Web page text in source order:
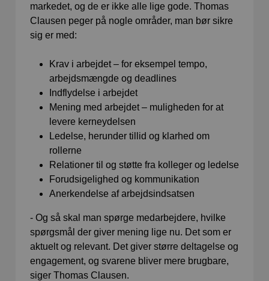
markedet, og de er ikke alle lige gode. Thomas
Clausen peger på nogle områder, man bør sikre
sig er med:
Krav i arbejdet – for eksempel tempo,
arbejdsmængde og deadlines
Indflydelse i arbejdet
Mening med arbejdet – muligheden for at
levere kerneydelsen
Ledelse, herunder tillid og klarhed om
rollerne
Relationer til og støtte fra kolleger og ledelse
Forudsigelighed og kommunikation
Anerkendelse af arbejdsindsatsen
- Og så skal man spørge medarbejdere, hvilke
spørgsmål der giver mening lige nu. Det som er
aktuelt og relevant. Det giver større deltagelse og
engagement, og svarene bliver mere brugbare,
siger Thomas Clausen.